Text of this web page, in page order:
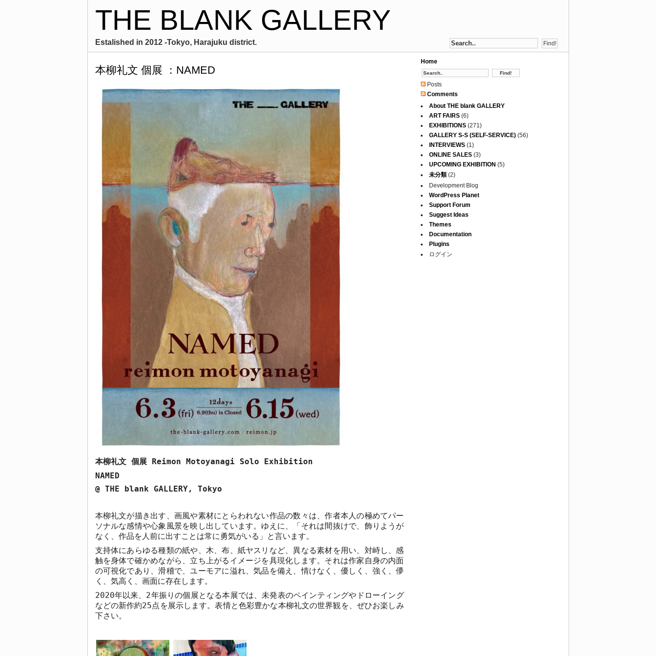
THE BLANK GALLERY
Estalished in 2012 -Tokyo, Harajuku district.
本柳礼文 個展 ：NAMED
本柳礼文 個展 Reimon Motoyanagi Solo Exhibition
NAMED
@ THE blank GALLERY, Tokyo
本柳礼文が描き出す、画風や素材にとらわれない作品の数々は、作者本人の極めてパー
ソナルな感情や心象風景を映し出しています。ゆえに、「それは間抜けで、飾りようが
なく、作品を人前に出すことは常に勇気がいる」と言います。
支持体にあらゆる種類の紙や、木、布、紙ヤスリなど、異なる素材を用い、対峙し、感
触を身体で確かめながら、立ち上がるイメージを具現化します。それは作家自身の内面
の可視化であり、滑稽で、ユーモアに溢れ、気品を備え、情けなく、優しく、強く、儚
く、気高く、画面に存在します。
2020年以来、 2年振りの個展となる本展では、未発表のペインティングやドローイング
などの新作約25点を展示します。表情と色彩豊かな本柳礼文の世界観を、ぜひお楽しみ
下さい。
Home
Posts
Comments
About THE blank GALLERY
ART FAIRS(6)
EXHIBITIONS(271)
GALLERY S-S (SELF-SERVICE)(56)
INTERVIEWS(1)
ONLINE SALES(3)
UPCOMING EXHIBITION (5)
未分類(2)
Development Blog
WordPress Planet
Support Forum
Suggest Ideas
Themes
Documentation
Plugins
ログイン